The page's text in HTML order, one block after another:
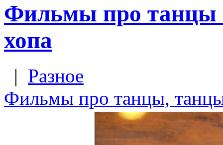
Фильмы про танцы
хопа
| Разное
Фильмы про танцы,